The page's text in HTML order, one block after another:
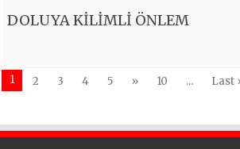
DOLUYA KİLİMLİ ÖNLEM
1 2 3 4 5 » 10 ... Last